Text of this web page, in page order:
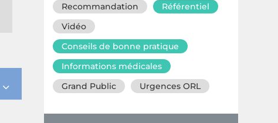
Recommandation
Référentiel
Vidéo
Conseils de bonne pratique
Informations médicales
Grand Public
Urgences ORL